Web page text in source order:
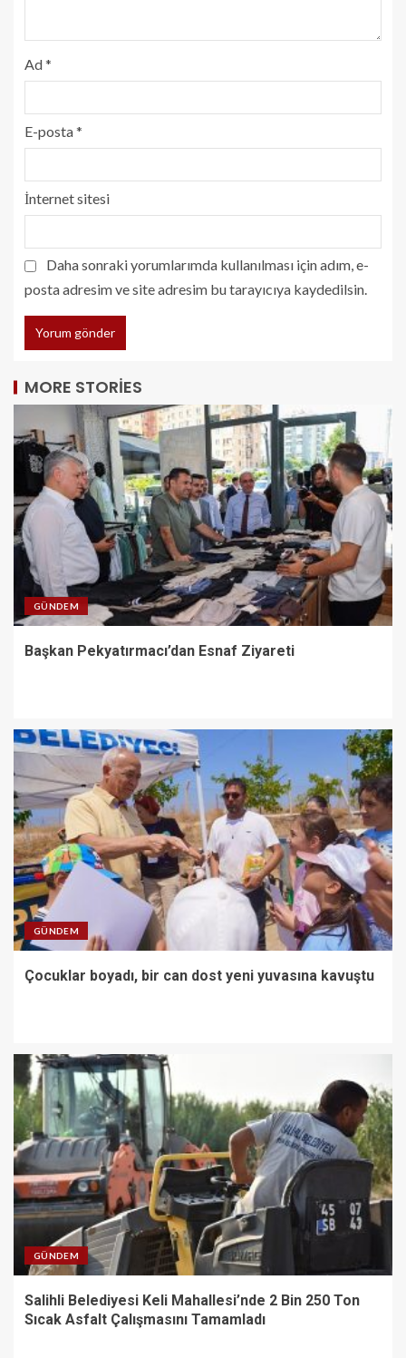
Ad*
E-posta*
İnternet sitesi
Daha sonraki yorumlarımda kullanılması için adım, e-
posta adresim ve site adresim bu tarayıcıya kaydedilsin.
MORE STORIES
GÜNDEM
Başkan Pekyatırmacı’dan Esnaf Ziyareti
GÜNDEM
Çocuklar boyadı, bir can dost yeni yuvasına kavuştu
GÜNDEM
Salihli Belediyesi Keli Mahallesi’nde 2 Bin 250 Ton
Sıcak Asfalt Çalışmasını Tamamladı